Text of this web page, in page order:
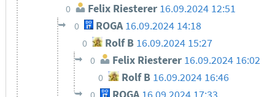
0 Felix Riesterer 16.09.2024 12:51
0 ROGA 16.09.2024 14:18
0 Rolf B 16.09.2024 15:27
0 Felix Riesterer 16.09.2024 16:02
0 Rolf B 16.09.2024 16:46
0